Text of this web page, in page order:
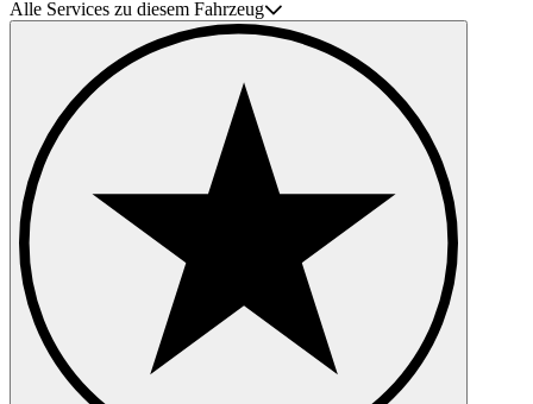
Alle Services zu diesem Fahrzeug